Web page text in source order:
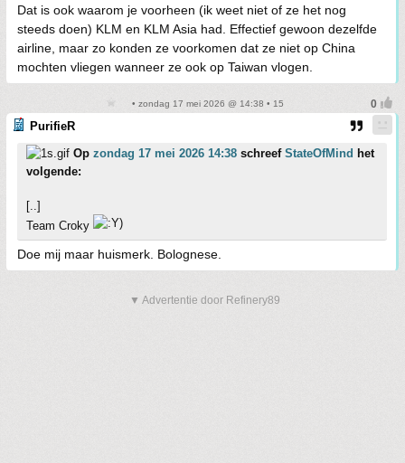
Dat is ook waarom je voorheen (ik weet niet of ze het nog
steeds doen) KLM en KLM Asia had. Effectief gewoon dezelfde
airline, maar zo konden ze voorkomen dat ze niet op China
mochten vliegen wanneer ze ook op Taiwan vlogen.
• zondag 17 mei 2026 @ 14:38 • 15
PurifieR
Op zondag 17 mei 2026 14:38 schreef StateOfMind het
volgende:
[..]
Team Croky
Doe mij maar huismerk. Bolognese.
▼ Advertentie door Refinery89